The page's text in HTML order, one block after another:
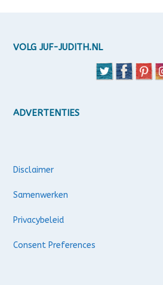
VOLG JUF-JUDITH.NL
ADVERTENTIES
Disclaimer
Samenwerken
Privacybeleid
Consent Preferences